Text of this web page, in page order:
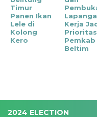
Timur
Panen Ikan
Lele di
Kolong
Kero
Kerja
Prioritas
Pemkab
Beltim
2024 ELECTION